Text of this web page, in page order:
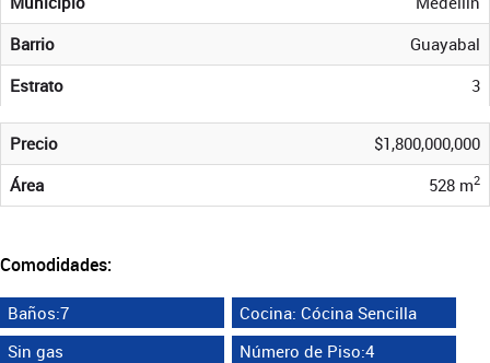
Barrio
Guayabal
Estrato
3
Precio
$1,800,000,000
Área
528 m2
Comodidades:
Baños:7
Cocina: Cócina Sencilla
Sin gas
Número de Piso:4